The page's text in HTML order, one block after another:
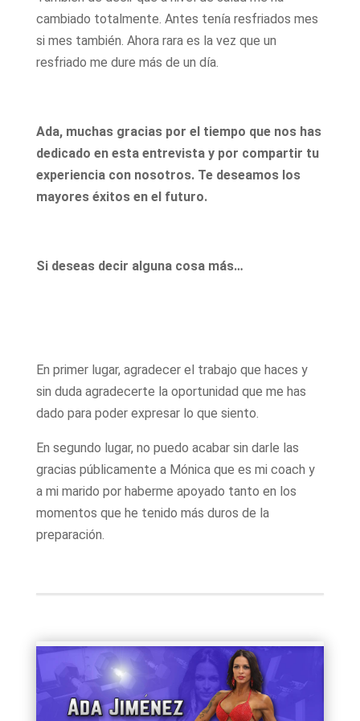
cambiado totalmente. Antes tenía resfriados mes
si mes también. Ahora rara es la vez que un
resfriado me dure más de un día.
Ada, muchas gracias por el tiempo que nos has
dedicado en esta entrevista y por compartir tu
experiencia con nosotros. Te deseamos los
mayores éxitos en el futuro.
Si deseas decir alguna cosa más…
En primer lugar, agradecer el trabajo que haces y
sin duda agradecerte la oportunidad que me has
dado para poder expresar lo que siento.
En segundo lugar, no puedo acabar sin darle las
gracias públicamente a Mónica que es mi coach y
a mi marido por haberme apoyado tanto en los
momentos que he tenido más duros de la
preparación.